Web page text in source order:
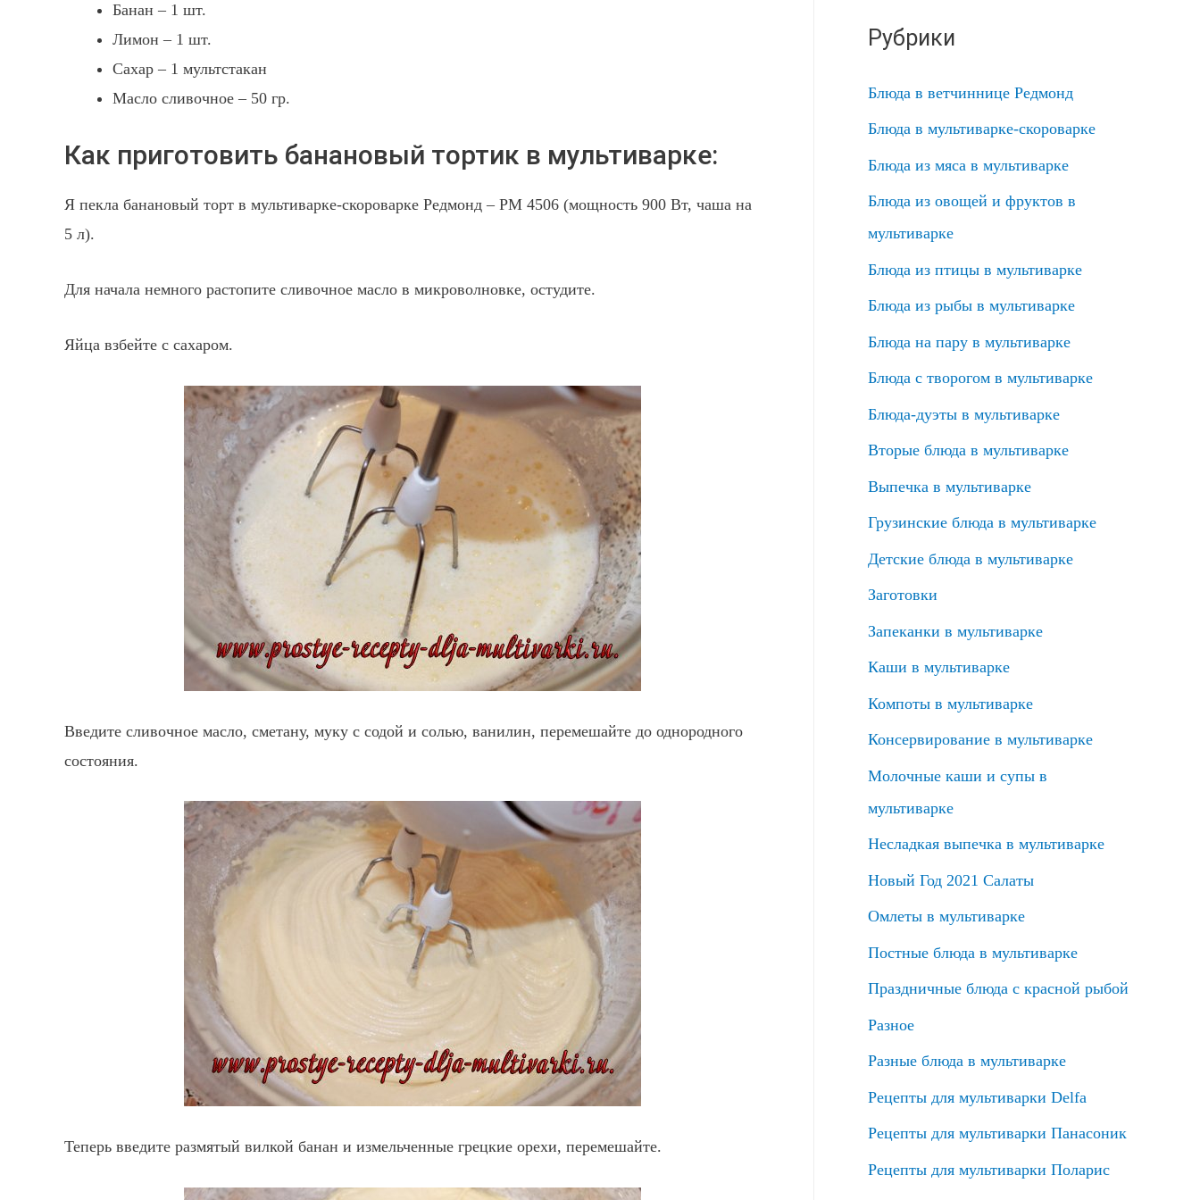
Банан – 1 шт.
Лимон – 1 шт.
Сахар – 1 мультстакан
Масло сливочное – 50 гр.
Как приготовить банановый тортик в мультиварке:
Я пекла банановый торт в мультиварке-скороварке Редмонд – РМ 4506 (мощность 900 Вт, чаша на
5 л).
Для начала немного растопите сливочное масло в микроволновке, остудите.
Яйца взбейте с сахаром.
Введите сливочное масло, сметану, муку с содой и солью, ванилин, перемешайте до однородного
состояния.
Теперь введите размятый вилкой банан и измельченные грецкие орехи, перемешайте.
Рубрики
Блюда в ветчиннице Редмонд
Блюда в мультиварке-скороварке
Блюда из мяса в мультиварке
Блюда из овощей и фруктов в
мультиварке
Блюда из птицы в мультиварке
Блюда из рыбы в мультиварке
Блюда на пару в мультиварке
Блюда с творогом в мультиварке
Блюда-дуэты в мультиварке
Вторые блюда в мультиварке
Выпечка в мультиварке
Грузинские блюда в мультиварке
Детские блюда в мультиварке
Заготовки
Запеканки в мультиварке
Каши в мультиварке
Компоты в мультиварке
Консервирование в мультиварке
Молочные каши и супы в
мультиварке
Несладкая выпечка в мультиварке
Новый Год 2021 Салаты
Омлеты в мультиварке
Постные блюда в мультиварке
Праздничные блюда с красной рыбой
Разное
Разные блюда в мультиварке
Рецепты для мультиварки Delfa
Рецепты для мультиварки Панасоник
Рецепты для мультиварки Поларис